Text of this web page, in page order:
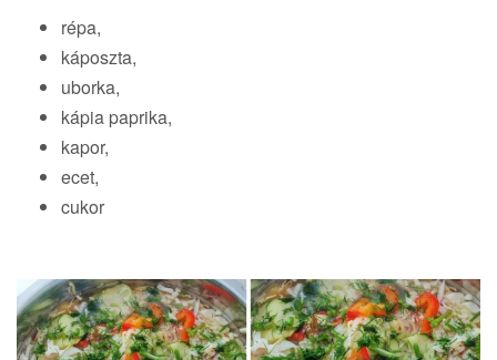
répa,
káposzta,
uborka,
kápia paprika,
kapor,
ecet,
cukor